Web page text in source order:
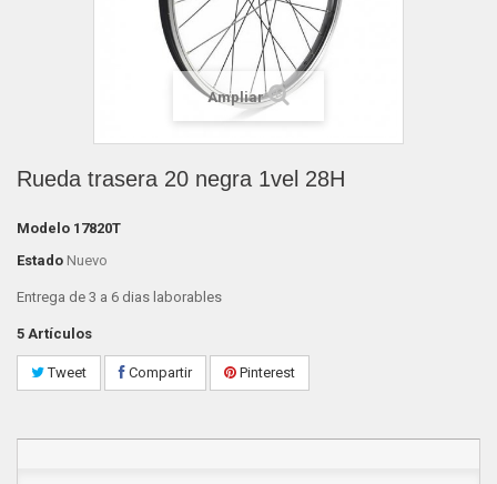
Ampliar
Rueda trasera 20 negra 1vel 28H
Modelo 17820T
Estado Nuevo
Entrega de 3 a 6 dias laborables
5 Artículos
Tweet Compartir Pinterest